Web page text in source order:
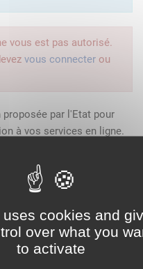
cookies and
over what you
to activate
vous est pas autorisé.
vous connecter ou
par l'Etat pour
à vos services en ligne.